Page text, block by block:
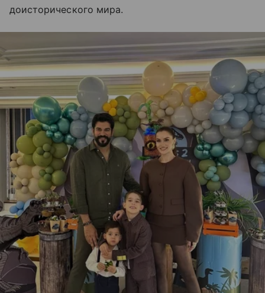
доисторического мира.